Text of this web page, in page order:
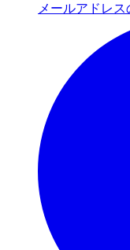
メールアドレ